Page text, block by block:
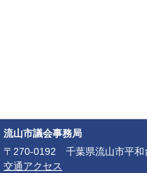
流山市議会事務局
〒270-0192 千葉県流山市平
交通アクセス